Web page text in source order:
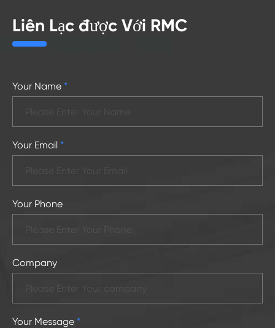
Liên Lạc được Với RMC
Your Name *
Your Email *
Your Phone
Company
Your Message *